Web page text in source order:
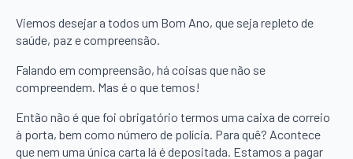
Viemos desejar a todos um Bom Ano, que seja repleto de
saúde, paz e compreensão.
Falando em compreensão, há coisas que não se
compreendem. Mas é o que temos!
Então não é que foi obrigatório termos uma caixa de correio
à porta, bem como número de polícia. Para quê? Acontece
que nem uma única carta lá é depositada. Estamos a pagar